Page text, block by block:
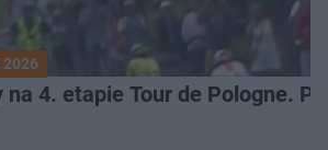
2026
na 4. etapie Tour de Pologne.